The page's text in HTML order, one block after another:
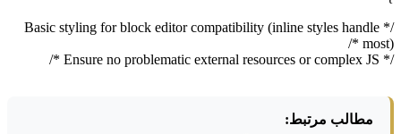
/* Basic styling for block editor compatibility (inline styles handle
most) */
/* Ensure no problematic external resources or complex JS */
مطالب مرتبط: